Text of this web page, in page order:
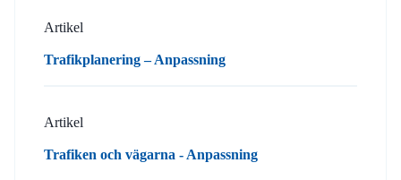
Artikel
Trafikplanering – Anpassning
Artikel
Trafiken och vägarna - Anpassning